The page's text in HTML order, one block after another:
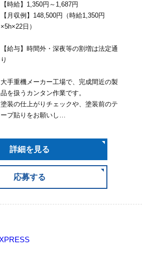
【時給】1,350円～1,687円
【月収例】148,500円（時給1,350円
×5h×22日）
【給与】時間外・深夜等の割増は法定通
り
大手重機メーカー工場で、完成間近の製
品を扱うカンタン作業です。
塗装の仕上がりチェックや、塗装前のテ
ープ貼りをお願いし…
詳細を見る
応募する